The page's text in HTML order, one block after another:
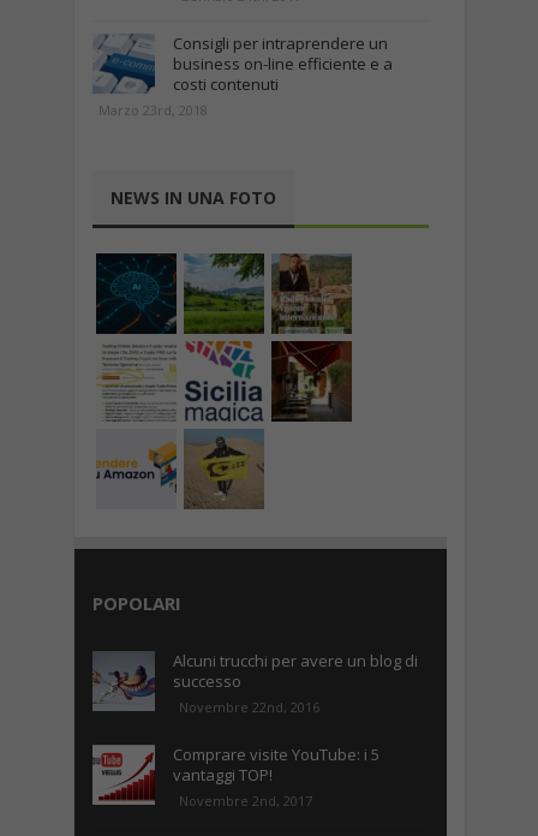
Consigli per intraprendere un
business on-line efficiente e a
costi contenuti
Marzo 23rd, 2018
NEWS IN UNA FOTO
POPOLARI
Alcuni trucchi per avere un blog di
successo
Novembre 22nd, 2016
Comprare visite YouTube: i 5
vantaggi TOP!
Novembre 2nd, 2017